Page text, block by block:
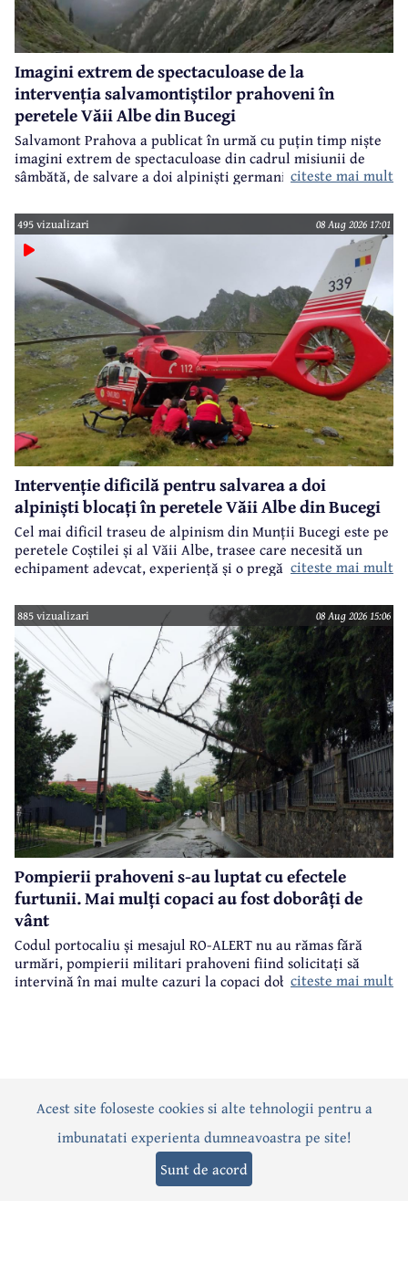
Imagini extrem de spectaculoase de la
intervenția salvamontiștilor prahoveni în
peretele Văii Albe din Bucegi
Salvamont Prahova a publicat în urmă cu puțin timp niște
imagini extrem de spectaculoase din cadrul misiunii de
sâmbătă, de salvare a doi alpiniști germani din peretele
citeste mai mult
495 vizualizari 08 Aug 2026 17:01
Intervenție dificilă pentru salvarea a doi
alpiniști blocați în peretele Văii Albe din Bucegi
Cel mai dificil traseu de alpinism din Munții Bucegi este pe
peretele Coștilei și al Văii Albe, trasee care necesită un
echipament adevcat, experiență și o pregătire specifică.
citeste mai mult
885 vizualizari 08 Aug 2026 15:06
Pompierii prahoveni s-au luptat cu efectele
furtunii. Mai mulți copaci au fost doborâți de
vânt
Codul portocaliu și mesajul RO-ALERT nu au rămas fără
urmări, pompierii militari prahoveni fiind solicitați să
intervină în mai multe cazuri la copaci doborâți în urma
citeste mai mult
ActualitatePoliticăSocialEvenimentInterviuri
Editorial Sport Anunțuri
Acest site foloseste cookies si alte tehnologii pentru a
imbunatati experienta dumneavoastra pe site!
Sunt de acord